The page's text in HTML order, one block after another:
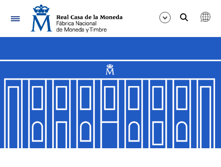
Navigation
Show/Hide
Show/Hide
Show/Hide